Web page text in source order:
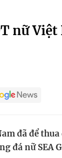
Việt
đã để
đá nữ SEA